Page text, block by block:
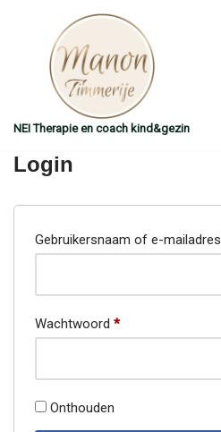
NEI Therapie en coach kind&gezin
Login
Gebruikersnaam of e-mailadres
Wachtwoord *
Onthouden